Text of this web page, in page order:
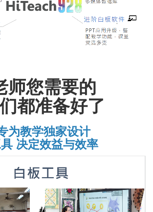
师您需要的
都准备好了
为教学独家设计
决定效益与效率